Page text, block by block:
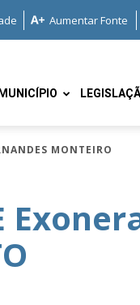
Aumentar Fonte
MONTEIRO